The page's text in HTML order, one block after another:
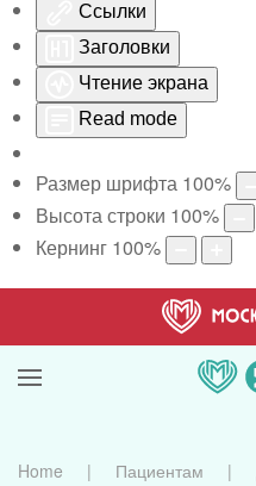
Ссылки
Заголовки
Чтение экрана
Read mode
Размер шрифта 100%
Высота строки 100%
Кернинг 100%
Home Пациентам